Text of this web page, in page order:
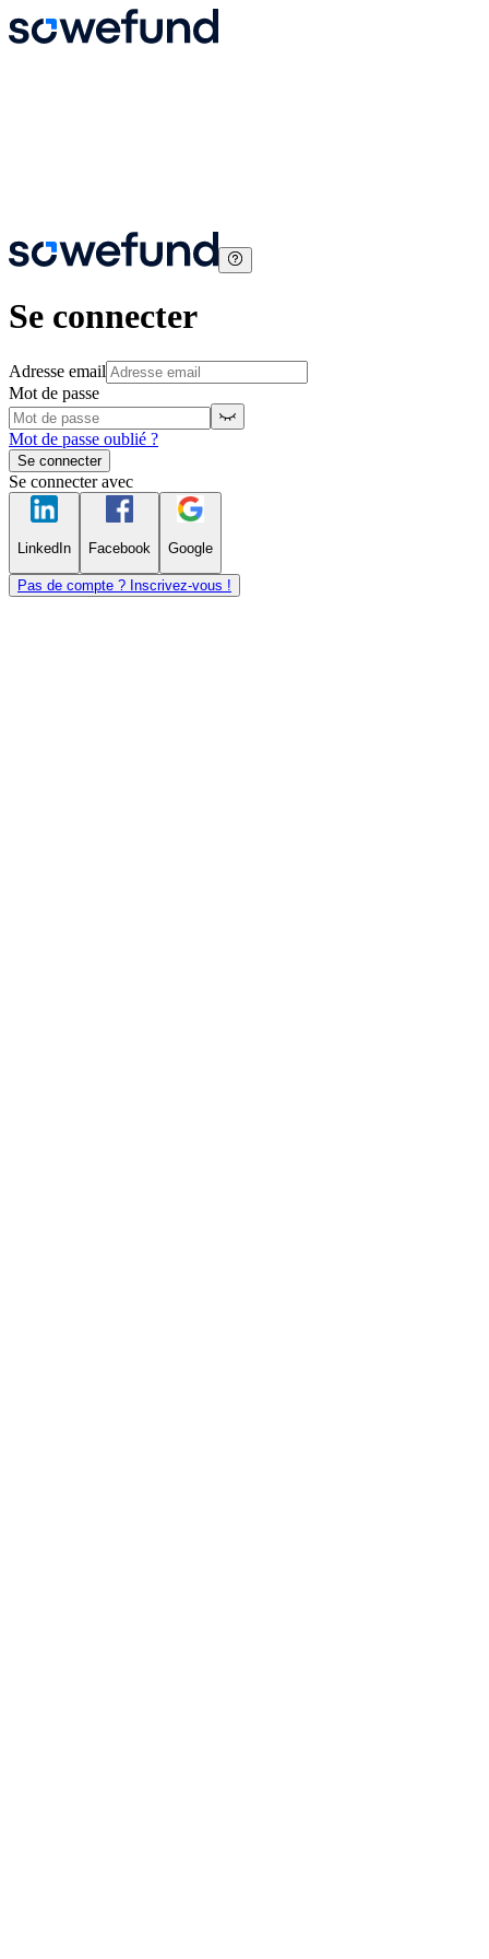
Se connecter
Adresse email
Mot de passe
Mot de passe oublié ?
Se connecter
Se connecter avec
LinkedIn Facebook Google
Pas de compte ? Inscrivez-vous !